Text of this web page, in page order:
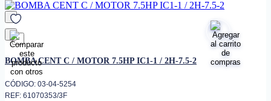
favorito
BOMBA CENT C / MOTOR 7.5HP IC1-1 / 2H-7.5-2
CÓDIGO: 03-04-5254
REF: 61070353/3F